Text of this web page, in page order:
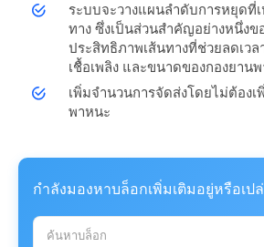
ระบบจะวางแผนลำดับการหยุดที่
ทาง ซึ่งเป็นส่วนสำคัญอย่างหนึ่งข
ประสิทธิภาพเส้นทางที่ช่วยลดเว
เชื้อเพลิง และขนาดของกองยาน
เพิ่มจำนวนการจัดส่งโดยไม่ต้อง
พาหนะ
กำลังมองหาบล็อกเพิ่มเติมอยู่หรือเป